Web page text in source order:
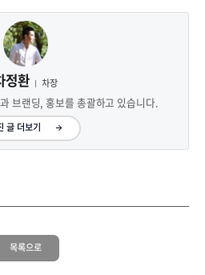
정환 차장
브랜딩, 홍보를 총괄하고 있습니다.
글 더보기
목록으로